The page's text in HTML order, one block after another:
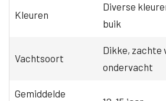
Kleuren
Diverse
buik
Vachtsoort
Dikke, zachte
ondervacht
Gemiddelde